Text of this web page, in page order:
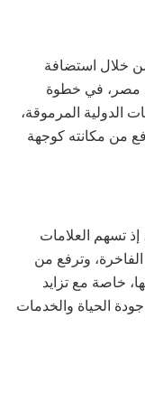
خلال استضافة
مصر، في خطوة
الدولية المرموقة،
من مكانته كوجهة
تسهم العلامات
الفاخرة، وترفع من
خاصة مع تزايد
الحياة والخدمات